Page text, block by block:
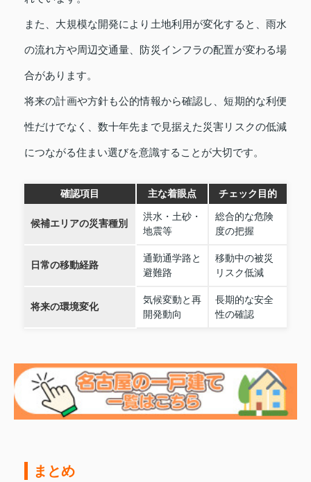
また、大規模な開発により土地利用が変化すると、雨水
の流れ方や周辺交通量、防災インフラの配置が変わる場
合があります。
将来の計画や方針も公的情報から確認し、短期的な利便
性だけでなく、数十年先まで見据えた災害リスクの低減
につながる住まい選びを意識することが大切です。
確認項目 主な着眼点 チェック目的
候補エリアの災害種別
洪水・土砂・
地震等
総合的な危険
度の把握
日常の移動経路
通勤通学路と
避難路
移動中の被災
リスク低減
将来の環境変化
気候変動と再
開発動向
長期的な安全
性の確認
まとめ